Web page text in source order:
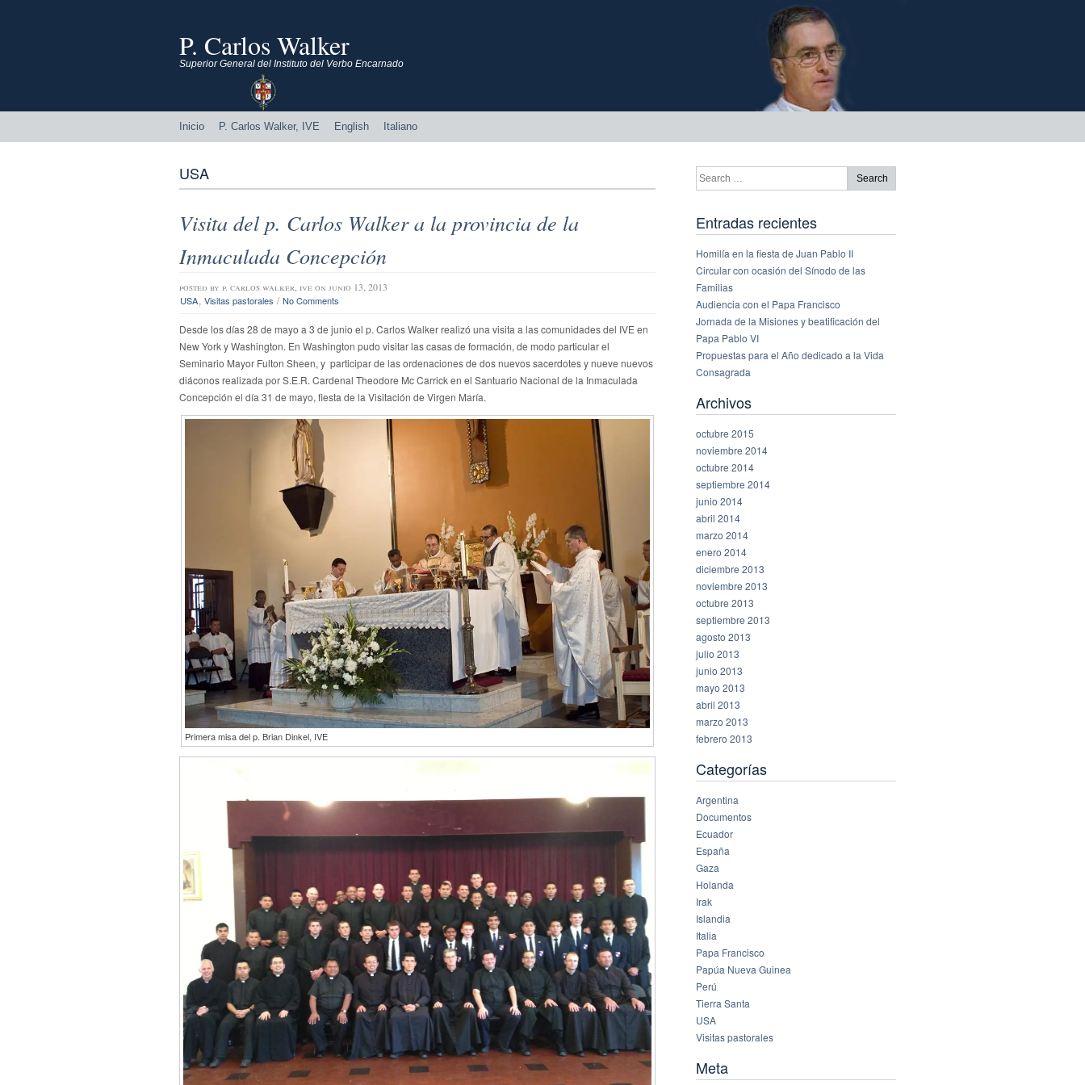
P. Carlos Walker
Superior General del Instituto del Verbo Encarnado
Inicio P. Carlos Walker, IVE English Italiano
USA
Visita del p. Carlos Walker a la provincia de la
Inmaculada Concepción
posted by p. carlos walker, ive on junio 13, 2013
USA, Visitas pastorales / No Comments
Desde los días 28 de mayo a 3 de junio el p. Carlos Walker realizó una visita a las comunidades del IVE en
New York y Washington. En Washington pudo visitar las casas de formación, de modo particular el
Seminario Mayor Fulton Sheen, y participar de las ordenaciones de dos nuevos sacerdotes y nueve nuevos
diáconos realizada por S.E.R. Cardenal Theodore Mc Carrick en el Santuario Nacional de la Inmaculada
Concepción el día 31 de mayo, fiesta de la Visitación de Virgen María.
Primera misa del p. Brian Dinkel, IVE
Entradas recientes
Homilía en la fiesta de Juan Pablo II
Circular con ocasión del Sínodo de las
Familias
Audiencia con el Papa Francisco
Jornada de la Misiones y beatificación del
Papa Pablo VI
Propuestas para el Año dedicado a la Vida
Consagrada
Archivos
octubre 2015
noviembre 2014
octubre 2014
septiembre 2014
junio 2014
abril 2014
marzo 2014
enero 2014
diciembre 2013
noviembre 2013
octubre 2013
septiembre 2013
agosto 2013
julio 2013
junio 2013
mayo 2013
abril 2013
marzo 2013
febrero 2013
Categorías
Argentina
Documentos
Ecuador
España
Gaza
Holanda
Irak
Islandia
Italia
Papa Francisco
Papúa Nueva Guinea
Perú
Tierra Santa
USA
Visitas pastorales
Meta